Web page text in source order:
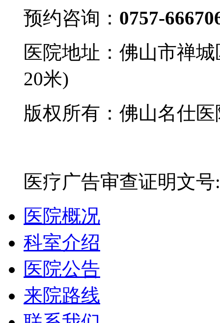
预约咨询： 0757-
医院地址：佛山市禅
20米)
版权所有：佛山名仕
医疗广告审查证明文
医院概况
科室介绍
医院公告
来院路线